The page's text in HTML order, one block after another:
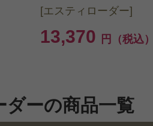
[エスティローダー]
13,370 円（税込
ダーの商品一覧